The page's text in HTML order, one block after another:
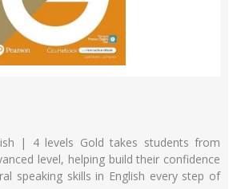
| 4 levels Gold takes students from
level, helping build their confidence
speaking skills in English every step of